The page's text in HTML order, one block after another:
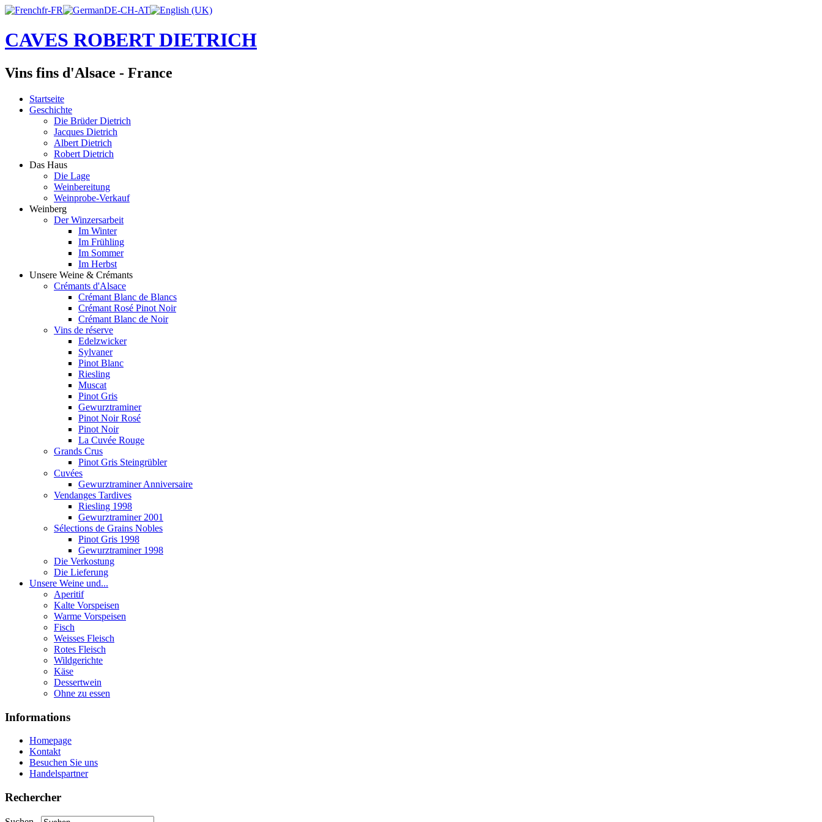
CAVES ROBERT DIETRICH
Vins fins d'Alsace - France
Startseite
Geschichte
Die Brüder Dietrich
Jacques Dietrich
Albert Dietrich
Robert Dietrich
Das Haus
Die Lage
Weinbereitung
Weinprobe-Verkauf
Weinberg
Der Winzersarbeit
Im Winter
Im Frühling
Im Sommer
Im Herbst
Unsere Weine & Crémants
Crémants d'Alsace
Crémant Blanc de Blancs
Crémant Rosé Pinot Noir
Crémant Blanc de Noir
Vins de réserve
Edelzwicker
Sylvaner
Pinot Blanc
Riesling
Muscat
Pinot Gris
Gewurztraminer
Pinot Noir Rosé
Pinot Noir
La Cuvée Rouge
Grands Crus
Pinot Gris Steingrübler
Cuvées
Gewurztraminer Anniversaire
Vendanges Tardives
Riesling 1998
Gewurztraminer 2001
Sélections de Grains Nobles
Pinot Gris 1998
Gewurztraminer 1998
Die Verkostung
Die Lieferung
Unsere Weine und...
Aperitif
Kalte Vorspeisen
Warme Vorspeisen
Fisch
Weisses Fleisch
Rotes Fleisch
Wildgerichte
Käse
Dessertwein
Ohne zu essen
Informations
Homepage
Kontakt
Besuchen Sie uns
Handelspartner
Rechercher